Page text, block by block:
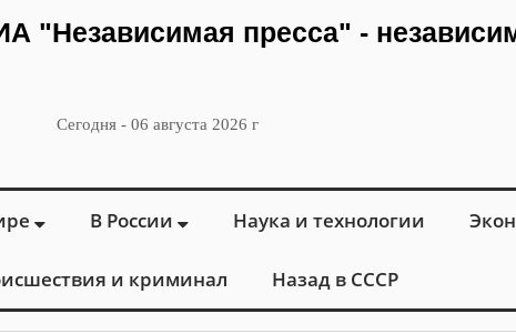
"Независимая пресса" -
Сегодня - 06 августа 2026 г
В России Наука и технологии
и криминал Назад в СССР